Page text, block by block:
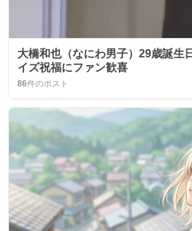
大橋和也（なにわ男子）29歳誕生
イズ祝福にファン歓喜
86件のポスト